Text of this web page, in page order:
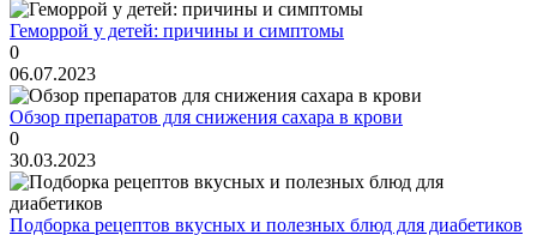
Геморрой у детей: причины и симптомы
0
06.07.2023
Обзор препаратов для снижения сахара в крови
0
30.03.2023
Подборка рецептов вкусных и полезных блюд для диабетиков